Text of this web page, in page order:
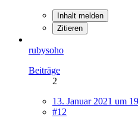
Inhalt melden
Zitieren
rubysoho
Beiträge
2
13. Januar 2021 um
#12